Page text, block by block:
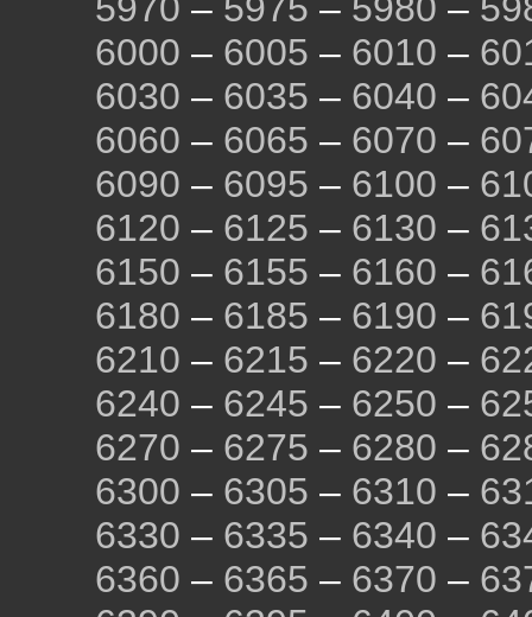
5970 – 5975 – 5980 –
6000 – 6005 – 6010 –
6030 – 6035 – 6040 –
6060 – 6065 – 6070 –
6090 – 6095 – 6100 –
6120 – 6125 – 6130 –
6150 – 6155 – 6160 –
6180 – 6185 – 6190 –
6210 – 6215 – 6220 –
6240 – 6245 – 6250 –
6270 – 6275 – 6280 –
6300 – 6305 – 6310 –
6330 – 6335 – 6340 –
6360 – 6365 – 6370 –